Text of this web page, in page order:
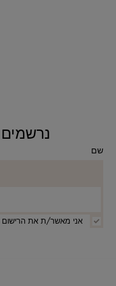
נרשמים ומקבלים 10%
שם
אני מאשר/ת את הרישום